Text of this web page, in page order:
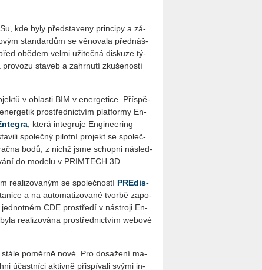
kde byly před­sta­ve­ny prin­ci­py a zá­
stan­dar­dům se vě­no­va­la před­náš­
obě­dem velmi uži­teč­ná dis­ku­ze tý­
sta­veb a za­hr­nu­tí zku­še­nos­tí
v ob­las­ti BIM v ener­ge­ti­ce. Pří­spě­
pro­střed­nic­tvím plat­for­my En­
, která in­te­gru­je En­gi­nee­ring
spo­leč­ný pi­lot­ní pro­jekt se spo­leč­
bodů, z nichž jsme schop­ni ná­sled­
do mo­de­lu v PRIM­TECH 3D.
re­a­li­zo­va­ným se spo­leč­nos­tí PRE­dis­
a na au­to­ma­ti­zo­va­né tvor­bě za­po­
CDE pro­stře­dí v ná­stro­ji En­
re­a­li­zo­vá­na pro­střed­nic­tvím webo­vé
po­měr­ně nové. Pro do­sa­že­ní ma­
účast­ní­ci ak­tiv­ně při­spí­va­li svými in­